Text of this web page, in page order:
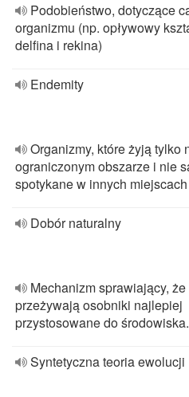
Podobieństwo, dotyczące
organizmu (np. opływowy
delfina i rekina)
Endemity
Organizmy, które żyją tylko
ograniczonym obszarze i nie
spotykane w innych
Dobór naturalny
Mechanizm sprawiający, że
przeżywają osobniki najlepiej
przystosowane do środowiska.
Syntetyczna teoria ewolucji